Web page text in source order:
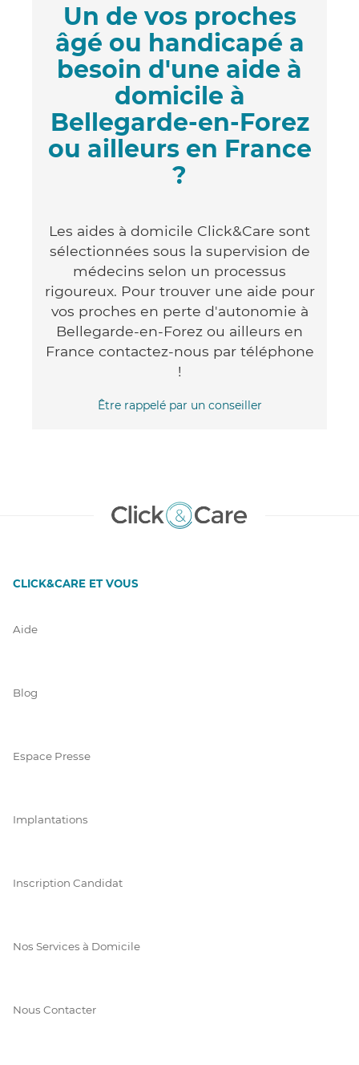
Un de vos proches
âgé ou handicapé a
besoin d'une aide à
domicile à
Bellegarde-en-Forez
ou ailleurs en France
?
Les aides à domicile Click&Care sont
sélectionnées sous la supervision de
médecins selon un processus
rigoureux. Pour trouver une aide pour
vos proches en perte d'autonomie à
Bellegarde-en-Forez ou ailleurs en
France contactez-nous par téléphone
!
Être rappelé par un conseiller
CLICK&CARE ET VOUS
Aide
Blog
Espace Presse
Implantations
Inscription Candidat
Nos Services à Domicile
Nous Contacter